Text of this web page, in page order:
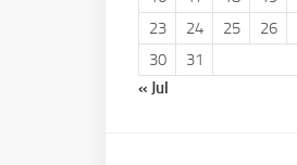
23
24 25 26
30
31
« Jul